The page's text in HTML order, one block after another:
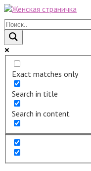
Перейти
к
контенту
Exact matches only
Search in title
Search in content